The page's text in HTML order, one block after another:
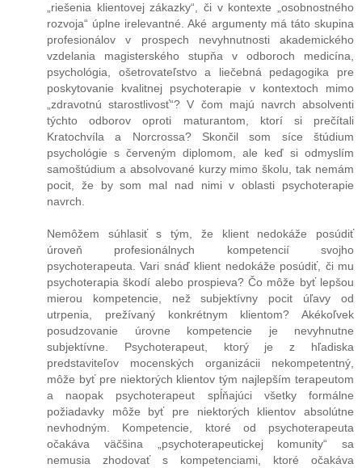
„riešenia klientovej zákazky“, či v kontexte „osobnostného
rozvoja“ úplne irelevantné. Aké argumenty má táto skupina
profesionálov v prospech nevyhnutnosti akademického
vzdelania magisterského stupňa v odboroch medicína,
psychológia, ošetrovateľstvo a liečebná pedagogika pre
poskytovanie kvalitnej psychoterapie v kontextoch mimo
„zdravotnú starostlivosť“? V čom majú navrch absolventi
týchto odborov oproti maturantom, ktorí si prečítali
Kratochvíla a Norcrossa? Skončil som síce štúdium
psychológie s červeným diplomom, ale keď si odmyslím
samoštúdium a absolvované kurzy mimo školu, tak nemám
pocit, že by som mal nad nimi v oblasti psychoterapie
navrch.
Nemôžem súhlasiť s tým, že klient nedokáže posúdiť
úroveň profesionálnych kompetencií svojho
psychoterapeuta. Vari snáď klient nedokáže posúdiť, či mu
psychoterapia škodí alebo prospieva? Čo môže byť lepšou
mierou kompetencie, než subjektívny pocit úľavy od
utrpenia, prežívaný konkrétnym klientom? Akékoľvek
posudzovanie úrovne kompetencie je nevyhnutne
subjektívne. Psychoterapeut, ktorý je z hľadiska
predstaviteľov mocenských organizácii nekompetentný,
môže byť pre niektorých klientov tým najlepším terapeutom
a naopak psychoterapeut spĺňajúci všetky formálne
požiadavky môže byť pre niektorých klientov absolútne
nevhodným. Kompetencie, ktoré od psychoterapeuta
očakáva väčšina „psychoterapeutickej komunity“ sa
nemusia zhodovať s kompetenciami, ktoré očakáva